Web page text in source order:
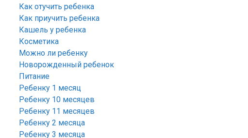
Как отучить ребенка
Как приучить ребенка
Кашель у ребенка
Косметика
Можно ли ребенку
Новорожденный ребенок
Питание
Ребенку 1 месяц
Ребенку 10 месяцев
Ребенку 11 месяцев
Ребенку 2 месяца
Ребенку 3 месяца